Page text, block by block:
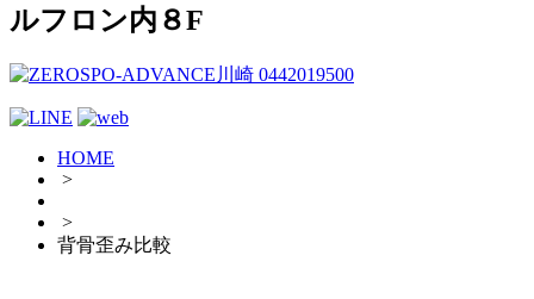
ルフロン内８F
HOME
>
>
背骨歪み比較